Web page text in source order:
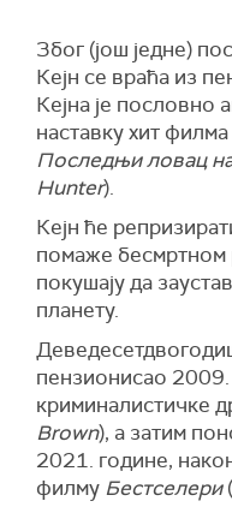
Због (још једне)
Кејн се враћа из
Кејна је пословно
наставку хит
Последњи ловац
Hunter).
Кејн ће
помаже бесмртном
покушају да
планету.
пензионисао
криминалистичке
Brown), а затим
2021. године,
филму Бестселери(